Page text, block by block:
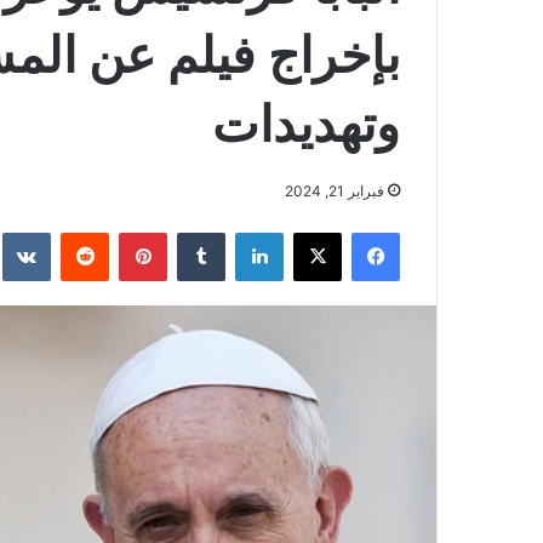
بإخراج فيلم عن
وتهديدات
فبراير 21, 2024
فيسبوك ‫X لينكدإن بينتيريست